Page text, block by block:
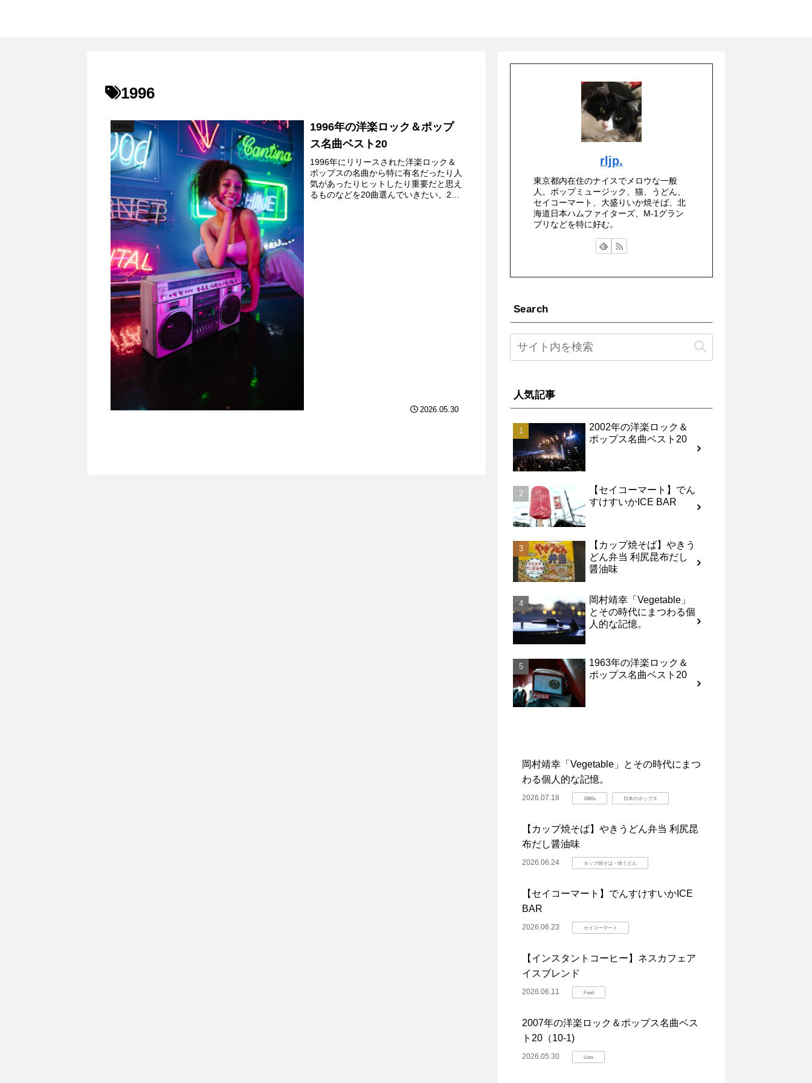
1996
1990s
1996年の洋楽ロック＆ポップ
ス名曲ベスト20
1996年にリリースされた洋楽ロック＆
ポップスの名曲から特に有名だったり人
気があったりヒットしたり重要だと思え
るものなどを20曲選んでいきたい。20.
2026.05.30
rljp.
東京都内在住のナイスでメロウな一般
人。ポップミュージック、猫、うどん、
セイコーマート、大盛りいか焼そば、北
海道日本ハムファイターズ、M-1グラン
プリなどを特に好む。
Search
人気記事
2002年の洋楽ロック＆
ポップス名曲ベスト20
【セイコーマート】でん
すけすいかICE BAR
【カップ焼そば】やきう
どん弁当 利尻昆布だし
醤油味
岡村靖幸「Vegetable」
とその時代にまつわる個
人的な記憶。
1963年の洋楽ロック＆
ポップス名曲ベスト20
岡村靖幸「Vegetable」とその時代にまつ
わる個人的な記憶。
2026.07.18 1980s 日本のポップス
【カップ焼そば】やきうどん弁当 利尻昆
布だし醤油味
2026.06.24 カップ焼そば・焼うどん
【セイコーマート】でんすけすいかICE
BAR
2026.06.23 セイコーマート
【インスタントコーヒー】ネスカフェア
イスブレンド
2026.06.11 Food
2007年の洋楽ロック＆ポップス名曲ベス
ト20（10-1)
2026.05.30 Lists